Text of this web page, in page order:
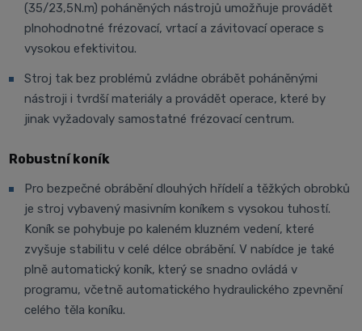
(35/23,5N.m) poháněných nástrojů umožňuje provádět
plnohodnotné frézovací, vrtací a závitovací operace s
vysokou efektivitou.
Stroj tak bez problémů zvládne obrábět poháněnými
nástroji i tvrdší materiály a provádět operace, které by
jinak vyžadovaly samostatné frézovací centrum.
Robustní koník
Pro bezpečné obrábění dlouhých hřídelí a těžkých obrobků
je stroj vybavený masivním koníkem s vysokou tuhostí.
Koník se pohybuje po kaleném kluzném vedení, které
zvyšuje stabilitu v celé délce obrábění. V nabídce je také
plně automatický koník, který se snadno ovládá v
programu, včetně automatického hydraulického zpevnění
celého těla koníku.